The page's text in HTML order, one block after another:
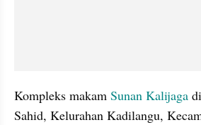
Kompleks makam Sunan Kalijaga
Sahid, Kelurahan Kadilangu,